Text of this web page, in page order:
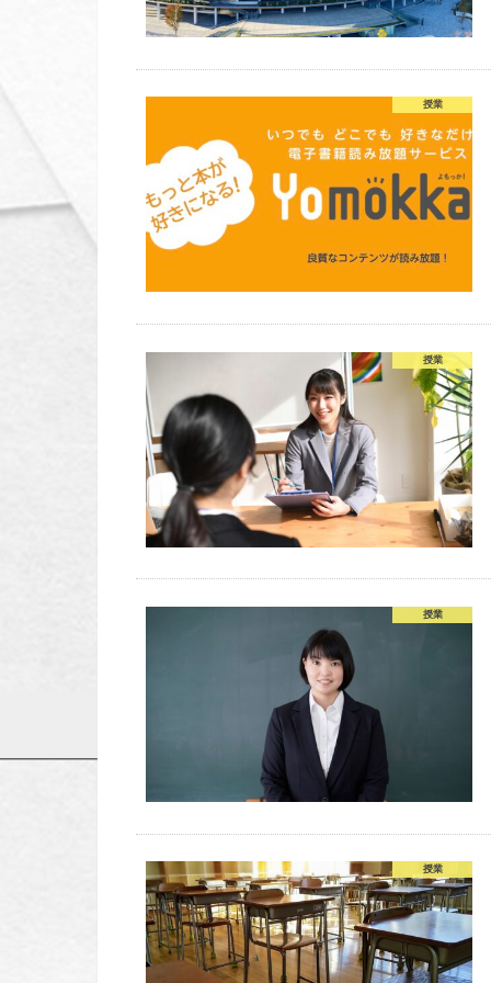
授業
授業
授業
授業